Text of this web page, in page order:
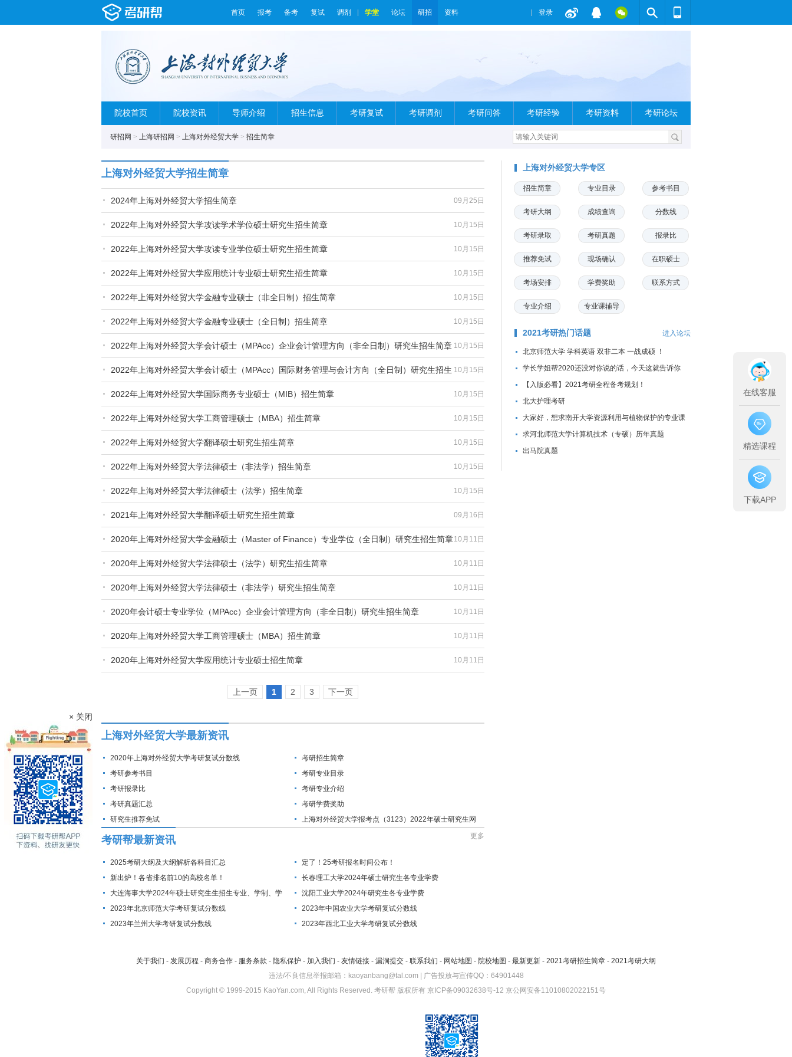
首页 报考 备考 复试 调剂 学堂 论坛 研招 资料 登录
院校首页 院校资讯 导师介绍 招生信息 考研复试 考研调剂 考研问答 考研经验 考研资料 考研论坛
研招网 > 上海研招网 > 上海对外经贸大学 > 招生简章
上海对外经贸大学招生简章
09月25日
2024年上海对外经贸大学招生简章
10月15日
2022年上海对外经贸大学攻读学术学位硕士研究生招生简章
10月15日
2022年上海对外经贸大学攻读专业学位硕士研究生招生简章
10月15日
2022年上海对外经贸大学应用统计专业硕士研究生招生简章
10月15日
2022年上海对外经贸大学金融专业硕士（非全日制）招生简章
10月15日
2022年上海对外经贸大学金融专业硕士（全日制）招生简章
10月15日
2022年上海对外经贸大学会计硕士（MPAcc）企业会计管理方向（非全日制）研究生招生简章
10月15日
2022年上海对外经贸大学会计硕士（MPAcc）国际财务管理与会计方向（全日制）研究生招生
简章 10月15日
2022年上海对外经贸大学国际商务专业硕士（MIB）招生简章
10月15日
2022年上海对外经贸大学工商管理硕士（MBA）招生简章
10月15日
2022年上海对外经贸大学翻译硕士研究生招生简章
10月15日
2022年上海对外经贸大学法律硕士（非法学）招生简章
10月15日
2022年上海对外经贸大学法律硕士（法学）招生简章
09月16日
2021年上海对外经贸大学翻译硕士研究生招生简章
10月11日
2020年上海对外经贸大学金融硕士（Master of Finance）专业学位（全日制）研究生招生简章
10月11日
2020年上海对外经贸大学法律硕士（法学）研究生招生简章
10月11日
2020年上海对外经贸大学法律硕士（非法学）研究生招生简章
10月11日
2020年会计硕士专业学位（MPAcc）企业会计管理方向（非全日制）研究生招生简章
10月11日
2020年上海对外经贸大学工商管理硕士（MBA）招生简章
10月11日
2020年上海对外经贸大学应用统计专业硕士招生简章
上一页 1 2 3 下一页
上海对外经贸大学最新资讯
2020年上海对外经贸大学考研复试分数线
考研招生简章
考研参考书目
考研专业目录
考研报录比
考研专业介绍
考研真题汇总
考研学费奖助
研究生推荐免试
上海对外经贸大学报考点（3123）2022年硕士研究生网
考研帮最新资讯 更多
2025考研大纲及大纲解析各科目汇总
定了！25考研报名时间公布！
新出炉！各省排名前10的高校名单！
长春理工大学2024年硕士研究生各专业学费
大连海事大学2024年硕士研究生生招生专业、学制、学
费标准及拟招生人数
沈阳工业大学2024年研究生各专业学费
2023年北京师范大学考研复试分数线
2023年中国农业大学考研复试分数线
2023年兰州大学考研复试分数线
2023年西北工业大学考研复试分数线
上海对外经贸大学专区
招生简章 专业目录 参考书目
考研大纲 成绩查询 分数线
考研录取 考研真题 报录比
推荐免试 现场确认 在职硕士
考场安排 学费奖助 联系方式
专业介绍 专业课辅导
2021考研热门话题 进入论坛
北京师范大学 学科英语 双非二本 一战成硕 ！
学长学姐帮2020还没对你说的话，今天这就告诉你
【入版必看】2021考研全程备考规划！
北大护理考研
大家好，想求南开大学资源利用与植物保护的专业课
资料...
求河北师范大学计算机技术（专硕）历年真题
出马院真题
关于我们 - 发展历程 - 商务合作 - 服务条款 - 隐私保护 - 加入我们 - 友情链接 - 漏洞提交 - 联系我们 - 网站地图 - 院校地图 - 最新更新 - 2021考研招生简章 - 2021考研大纲
违法/不良信息举报邮箱：kaoyanbang@tal.com | 广告投放与宣传QQ：64901448
Copyright © 1999-2015 KaoYan.com, All Rights Reserved. 考研帮 版权所有 京ICP备09032638号-12 京公网安备11010802022151号
× 关闭
在线客服
精选课程
下载APP